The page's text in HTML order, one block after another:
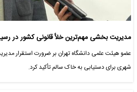
مدیریت بخشی مهم‌ترین خلأ قانونی کشور در
عضو هیئت علمی دانشگاه تهران بر ضرورت استقرار
شهری برای دستیابی به خاک سالم تأکید کرد.